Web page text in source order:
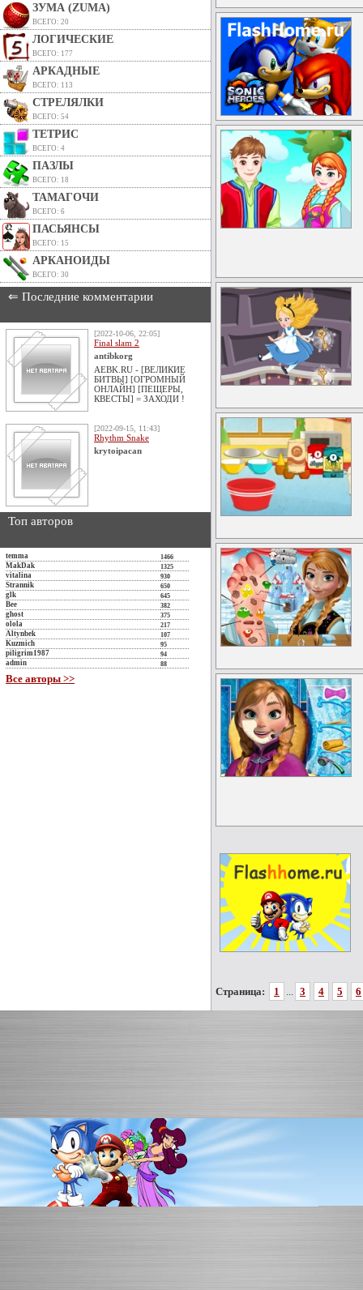
ЗУМА (ZUMA)
ВСЕГО: 20
ЛОГИЧЕСКИЕ
ВСЕГО: 177
АРКАДНЫЕ
ВСЕГО: 113
СТРЕЛЯЛКИ
ВСЕГО: 54
ТЕТРИС
ВСЕГО: 4
ПАЗЛЫ
ВСЕГО: 18
ТАМАГОЧИ
ВСЕГО: 6
ПАСЬЯНСЫ
ВСЕГО: 15
АРКАНОИДЫ
ВСЕГО: 30
⇐ Последние комментарии
[2022-10-06, 22:05]
Final slam 2
antibkorg
AEBK.RU - [ВЕЛИКИЕ
БИТВЫ] [ОГРОМНЫЙ
ОНЛАЙН] [ПЕЩЕРЫ,
КВЕСТЫ] = ЗАХОДИ !
[2022-09-15, 11:43]
Rhythm Snake
krytoipacan
Топ авторов
temma 1466
MakDak 1325
vitalina 930
Strannik 650
glk 645
Bee 382
ghost 375
olola 217
Altynbek 107
Kuzmich 95
piligrim1987 94
admin 88
Все авторы >>
Страница: 1 ... 3 4 5 6